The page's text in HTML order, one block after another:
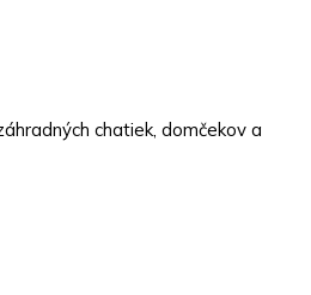
chatiek, domčekov a